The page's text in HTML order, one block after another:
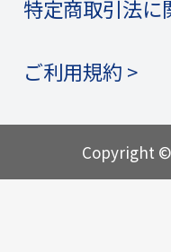
特定商取引法に
ご利用規約 >
Copyright